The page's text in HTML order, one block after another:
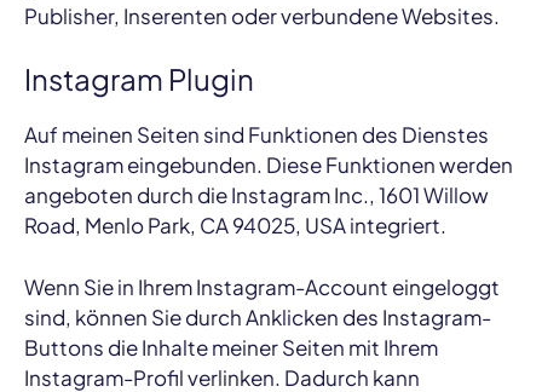
Publisher, Inserenten oder verbundene Websites.
Instagram Plugin
Auf meinen Seiten sind Funktionen des Dienstes
Instagram eingebunden. Diese Funktionen werden
angeboten durch die Instagram Inc., 1601 Willow
Road, Menlo Park, CA 94025, USA integriert.
Wenn Sie in Ihrem Instagram-Account eingeloggt
sind, können Sie durch Anklicken des Instagram-
Buttons die Inhalte meiner Seiten mit Ihrem
Instagram-Profil verlinken. Dadurch kann